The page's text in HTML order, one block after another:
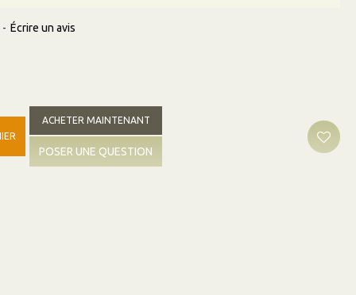
- Écrire un avis
ACHETER MAINTENANT
POSER UNE QUESTION